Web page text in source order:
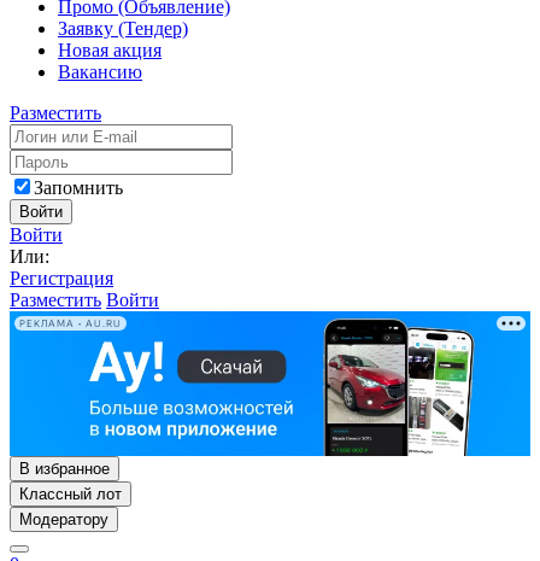
Промо (Объявление)
Заявку (Тендер)
Новая акция
Вакансию
Разместить
Запомнить
Войти
Войти
Или:
Регистрация
Разместить Войти
РЕКЛАМА • AU.RU
В избранное
Классный лот
Модератору